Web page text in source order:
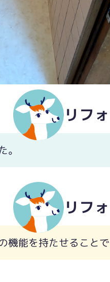
リフ
。
リフ
機能を持たせること